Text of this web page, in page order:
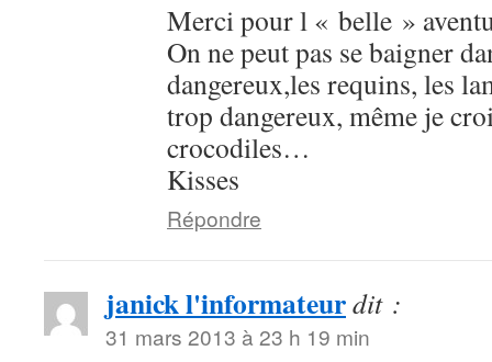
Merci pour l « belle »
On ne peut pas se baigner
dangereux,les requins, les
trop dangereux, même je
crocodiles…
Kisses
Répondre
janick l'informateurdit :
31 mars 2013 à 23 h 19 min